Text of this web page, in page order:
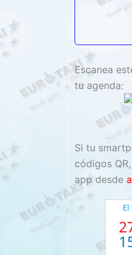
Escanea
tu agenda:
Si tu
códigos
app desde